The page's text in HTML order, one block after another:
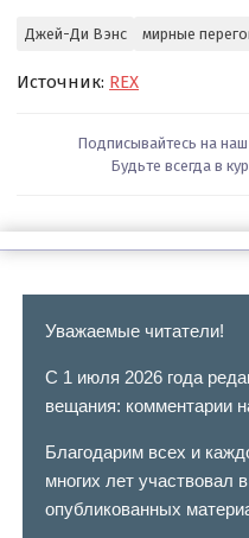
Джей-Ди Вэнс мирные
Источник: REX
Подписывайтесь на наш
Будьте всегда в
Уважаемые читатели!
С 1 июля 2026 года
вещания: комментарии
Благодарим всех и
многих лет участвовал
опубликованных